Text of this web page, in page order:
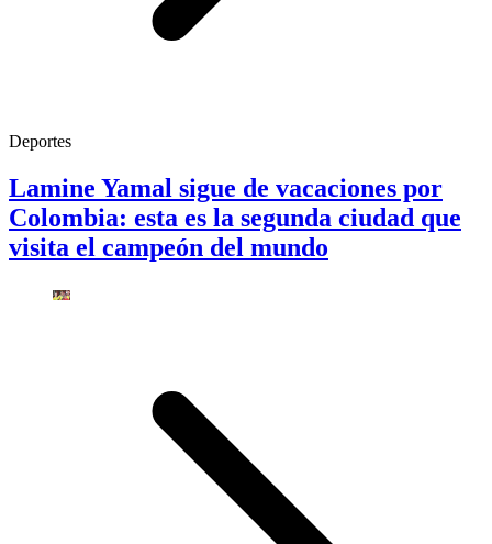
Deportes
Lamine Yamal sigue de vacaciones por
Colombia: esta es la segunda ciudad que
visita el campeón del mundo